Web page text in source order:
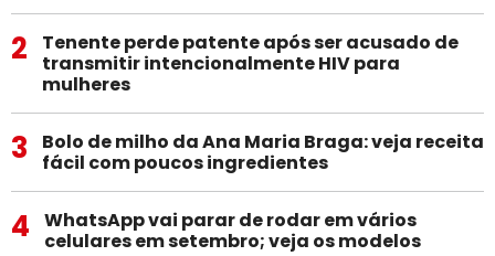
2
Tenente perde patente após ser acusado de
transmitir intencionalmente HIV para
mulheres
3
Bolo de milho da Ana Maria Braga: veja receita
fácil com poucos ingredientes
4
WhatsApp vai parar de rodar em vários
celulares em setembro; veja os modelos